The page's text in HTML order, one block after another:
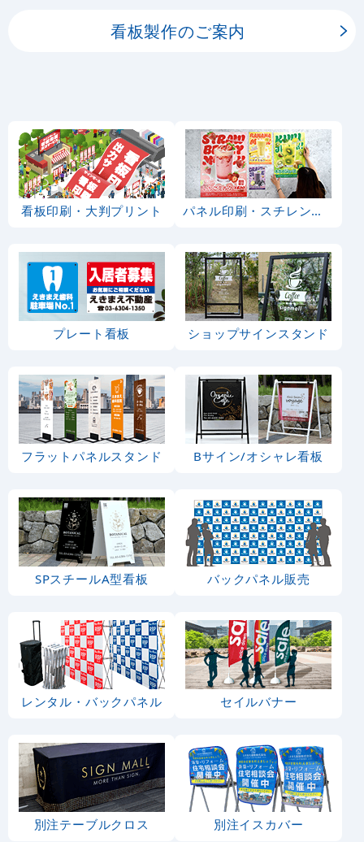
看板製作のご案内
看板印刷・大判プリント パネル印刷・スチレンボード
プレート看板 ショップサインスタンド
フラットパネルスタンド Bサイン/オシャレ看板
SPスチールA型看板 バックパネル販売
レンタル・バックパネル セイルバナー
別注テーブルクロス 別注イスカバー